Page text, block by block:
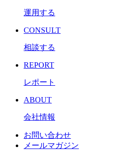
運用する
CONSULT
相談する
REPORT
レポート
ABOUT
会社情報
お問い合わせ
メールマガジン